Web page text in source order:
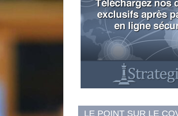
LE POINT SUR LE